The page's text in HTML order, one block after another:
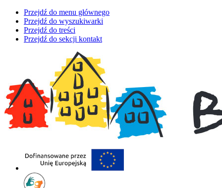
Przejdź do menu głównego
Przejdź do wyszukiwarki
Przejdź do treści
Przejdź do sekcji kontakt